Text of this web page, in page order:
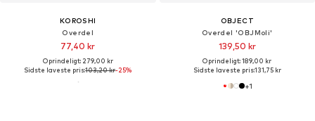
KOROSHI
Overdel
77,40 kr
Oprindeligt: 279,00 kr
Sidste laveste pris:103,20 kr-25%
OBJECT
Overdel 'OBJMoli'
139,50 kr
Oprindeligt: 189,00 kr
Sidste laveste pris:131,75 kr
+1